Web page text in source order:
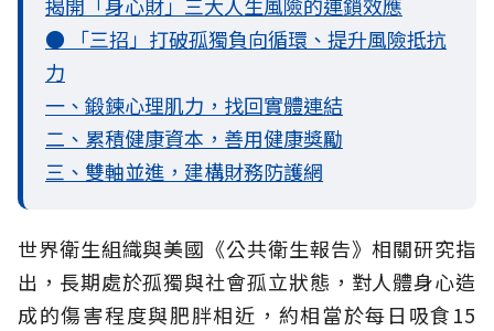
● 「三招」打破孤獨負向循環、提升風險抵抗
力
一、鍛鍊心理肌力，找回實體連結
二、累積健康資本，善用健康獎勵
三、雙軸並進，建構財務防護網
世界衛生組織與美國《公共衛生報告》相關研究指
出，長期處於孤獨與社會孤立狀態，對人體身心造
成的傷害程度與肥胖相近，約相當於每日吸食15